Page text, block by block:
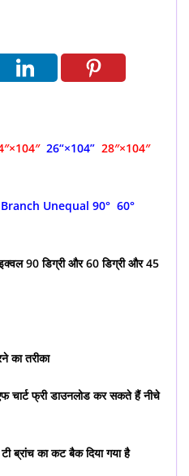
26“×104” 28″×104″
Unequal 90° 60°
90 डिग्री और 60 डिग्री और 45
का तरीका
चार्ट फ्री डाउनलोड कर सकते हैं नीचे
ब्रांच का कट बैक दिया गया है